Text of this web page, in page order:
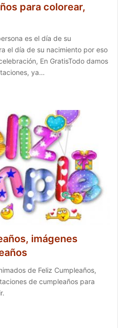
para colorear,
es el día de su
el día de su nacimiento por eso
En GratisTodo damos
ya…
imágenes
de Feliz Cumpleaños,
de cumpleaños para